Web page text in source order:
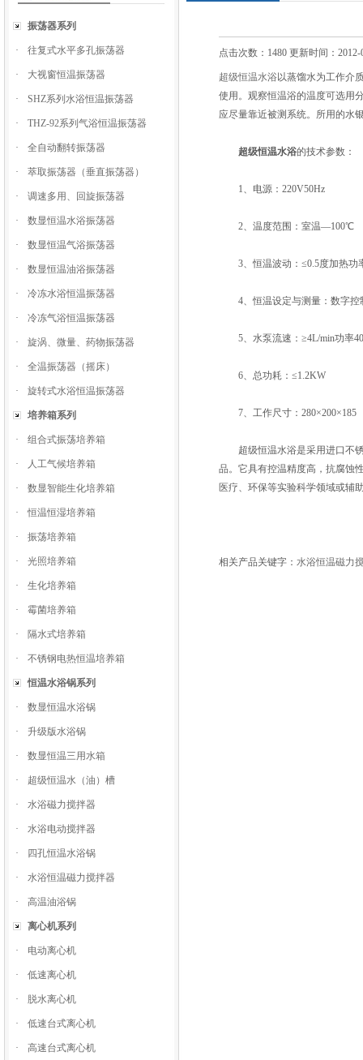
振荡器系列
· 往复式水平多孔振荡器
· 大视窗恒温振荡器
· SHZ系列水浴恒温振荡器
· THZ-92系列气浴恒温振荡器
· 全自动翻转振荡器
· 萃取振荡器（垂直振荡器）
· 调速多用、回旋振荡器
· 数显恒温水浴振荡器
· 数显恒温气浴振荡器
· 数显恒温油浴振荡器
· 冷冻水浴恒温振荡器
· 冷冻气浴恒温振荡器
· 旋涡、微量、药物振荡器
· 全温振荡器（摇床）
· 旋转式水浴恒温振荡器
培养箱系列
· 组合式振荡培养箱
· 人工气候培养箱
· 数显智能生化培养箱
· 恒温恒湿培养箱
· 振荡培养箱
· 光照培养箱
· 生化培养箱
· 霉菌培养箱
· 隔水式培养箱
· 不锈钢电热恒温培养箱
恒温水浴锅系列
· 数显恒温水浴锅
· 升级版水浴锅
· 数显恒温三用水箱
· 超级恒温水（油）槽
· 水浴磁力搅拌器
· 水浴电动搅拌器
· 四孔恒温水浴锅
· 水浴恒温磁力搅拌器
· 高温油浴锅
离心机系列
· 电动离心机
· 低速离心机
· 脱水离心机
· 低速台式离心机
· 高速台式离心机
点击次数：1480 更新时间：2012-
超级恒温水浴以蒸馏水为工作介
使用。观察恒温浴的温度可选用
应尽量靠近被测系统。所用的水
超级恒温水浴的技术参数：
1、电源：220V50Hz
2、温度范围：室温—100℃
3、恒温波动：≤0.5度加热功
4、恒温设定与测量：数字控
5、水泵流速：≥4L/min功率
6、总功耗：≤1.2KW
7、工作尺寸：280×200×185
超级恒温水浴是采用进口不锈
品。它具有控温精度高，抗腐蚀
医疗、环保等实验科学领域或辅
相关产品关键字： 水浴恒温磁力